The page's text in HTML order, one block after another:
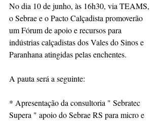
No dia 10 de junho, às 16h30, via TEAMS,
o Sebrae e o Pacto Calçadista promoverão
um Fórum de apoio e recursos para
indústrias calçadistas dos Vales do Sinos e
Paranhana atingidas pelas enchentes.
A pauta será a seguinte:
* Apresentação da consultoria " Sebratec
Supera " apoio do Sebrae RS para micro e